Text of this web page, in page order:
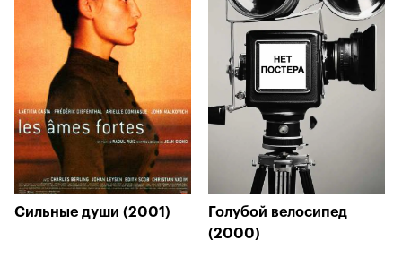
Сильные души (2001)
Голубой велосипед
(2000)